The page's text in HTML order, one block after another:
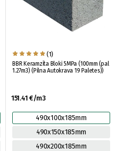
(1)
BBR Keramzīta Bloki 5MPa (100mm (pal
1.27m3) (Pilna Autokrava 19 Paletes))
151.41 €/m3
490x100x185mm
490x150x185mm
490x200x185mm